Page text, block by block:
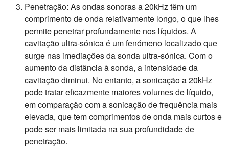
Penetração: As ondas sonoras a 20kHz têm um
comprimento de onda relativamente longo, o que lhes
permite penetrar profundamente nos líquidos. A
cavitação ultra-sónica é um fenómeno localizado que
surge nas imediações da sonda ultra-sónica. Com o
aumento da distância à sonda, a intensidade da
cavitação diminui. No entanto, a sonicação a 20kHz
pode tratar eficazmente maiores volumes de líquido,
em comparação com a sonicação de frequência mais
elevada, que tem comprimentos de onda mais curtos e
pode ser mais limitada na sua profundidade de
penetração.